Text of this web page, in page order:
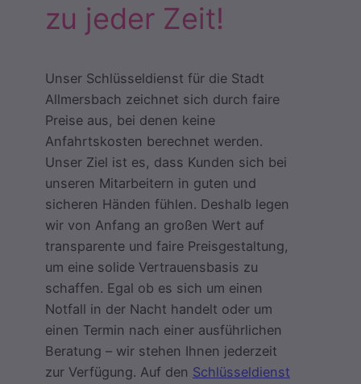
zu jeder Zeit!
Unser Schlüsseldienst für die Stadt
Allmersbach zeichnet sich durch faire
Preise aus, bei denen keine
Anfahrtskosten berechnet werden.
Unser Ziel ist es, dass Kunden sich bei
unseren Mitarbeitern in guten und
sicheren Händen fühlen. Deshalb legen
wir von Anfang an großen Wert auf
transparente und faire Preisgestaltung,
um eine solide Vertrauensbasis zu
schaffen. Egal ob es sich um einen
Notfall in der Nacht handelt oder um
einen Termin nach einer ausführlichen
Beratung – wir stehen Ihnen jederzeit
zur Verfügung. Auf den Schlüsseldienst